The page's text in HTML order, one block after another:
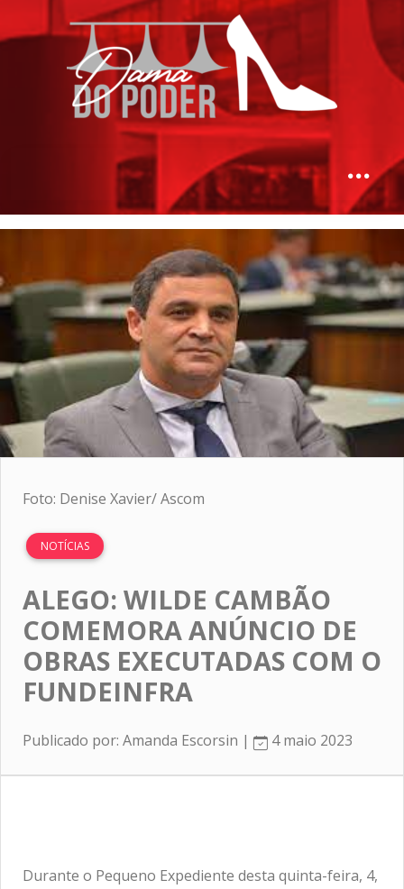
Foto: Denise Xavier/ Ascom
NOTÍCIAS
ALEGO: WILDE CAMBÃO
COMEMORA ANÚNCIO DE
OBRAS EXECUTADAS COM O
FUNDEINFRA
Publicado por: Amanda Escorsin | 4 maio 2023
Durante o Pequeno Expediente desta quinta-feira, 4,